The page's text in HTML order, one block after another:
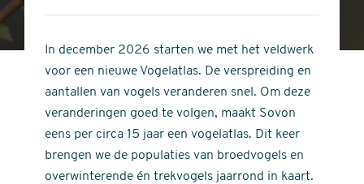
stars
of
stars
In december 2026 starten we met het veldwerk
voor een nieuwe Vogelatlas. De verspreiding en
aantallen van vogels veranderen snel. Om deze
veranderingen goed te volgen, maakt Sovon
eens per circa 15 jaar een vogelatlas. Dit keer
brengen we de populaties van broedvogels en
overwinterende én trekvogels jaarrond in kaart.